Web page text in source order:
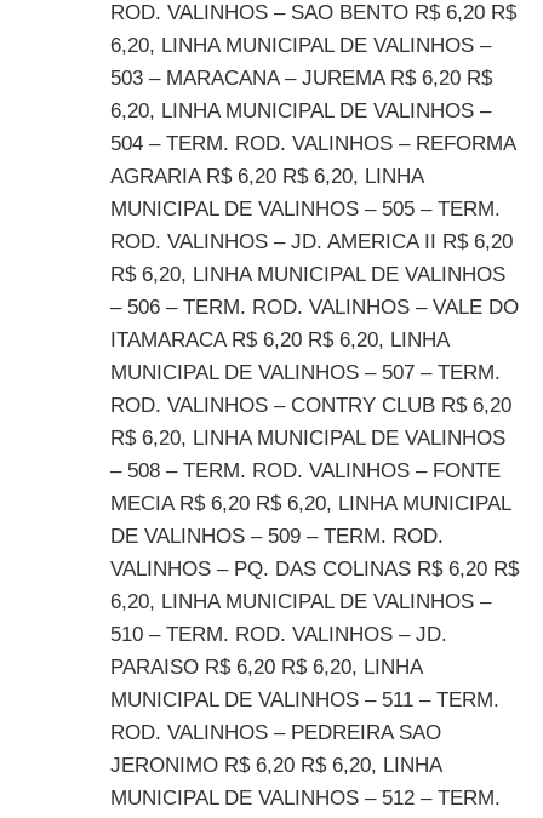
ROD. VALINHOS – SAO BENTO R$ 6,20 R$
6,20, LINHA MUNICIPAL DE VALINHOS –
503 – MARACANA – JUREMA R$ 6,20 R$
6,20, LINHA MUNICIPAL DE VALINHOS –
504 – TERM. ROD. VALINHOS – REFORMA
AGRARIA R$ 6,20 R$ 6,20, LINHA
MUNICIPAL DE VALINHOS – 505 – TERM.
ROD. VALINHOS – JD. AMERICA II R$ 6,20
R$ 6,20, LINHA MUNICIPAL DE VALINHOS
– 506 – TERM. ROD. VALINHOS – VALE DO
ITAMARACA R$ 6,20 R$ 6,20, LINHA
MUNICIPAL DE VALINHOS – 507 – TERM.
ROD. VALINHOS – CONTRY CLUB R$ 6,20
R$ 6,20, LINHA MUNICIPAL DE VALINHOS
– 508 – TERM. ROD. VALINHOS – FONTE
MECIA R$ 6,20 R$ 6,20, LINHA MUNICIPAL
DE VALINHOS – 509 – TERM. ROD.
VALINHOS – PQ. DAS COLINAS R$ 6,20 R$
6,20, LINHA MUNICIPAL DE VALINHOS –
510 – TERM. ROD. VALINHOS – JD.
PARAISO R$ 6,20 R$ 6,20, LINHA
MUNICIPAL DE VALINHOS – 511 – TERM.
ROD. VALINHOS – PEDREIRA SAO
JERONIMO R$ 6,20 R$ 6,20, LINHA
MUNICIPAL DE VALINHOS – 512 – TERM.